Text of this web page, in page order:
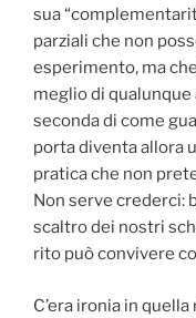
sua
parziali che non
esperimento, ma
meglio di
seconda di come
porta diventa allora
pratica che non
Non serve crederci:
scaltro dei nostri
rito può convivere
C’era ironia in